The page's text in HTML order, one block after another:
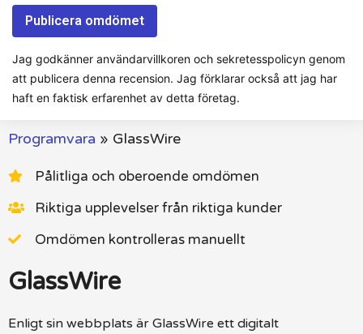
Jag godkänner användarvillkoren och sekretesspolicyn genom
att publicera denna recension. Jag förklarar också att jag har
haft en faktisk erfarenhet av detta företag.
Programvara » GlassWire
Pålitliga och oberoende omdömen
Riktiga upplevelser från riktiga kunder
Omdömen kontrolleras manuellt
GlassWire
Enligt sin webbplats är GlassWire ett digitalt